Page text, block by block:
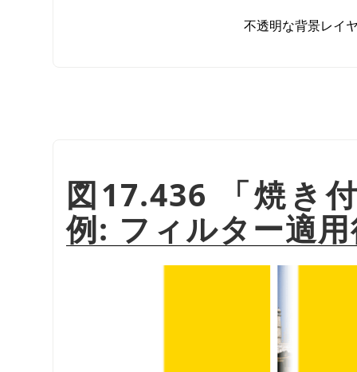
不透明な背景レイ
図17.436 「焼き
例: フィルター適